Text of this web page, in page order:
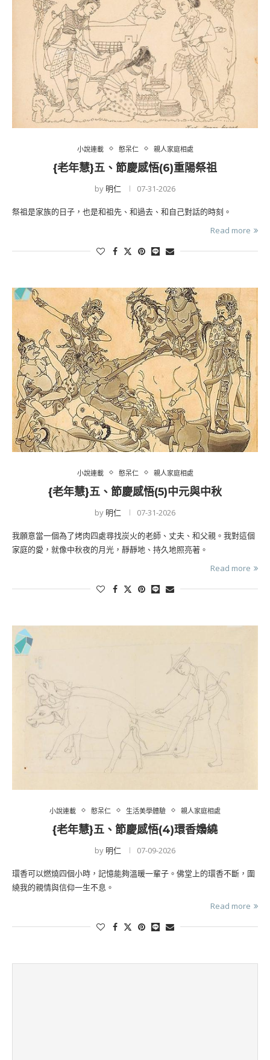
小說連載 憨呆仁 親人家庭相處
{老年慧}五、節慶感悟(6)重陽祭祖
by 明仁 07-31-2026
祭祖是家族的日子，也是和祖先、和過去、和自己對話的時刻。
Read more
小說連載 憨呆仁 親人家庭相處
{老年慧}五、節慶感悟(5)中元與中秋
by 明仁 07-31-2026
我願意當一個為了烤肉四處尋找炭火的老師、丈夫、和父親。我對這個
家庭的愛，就像中秋夜的月光，靜靜地、持久地照亮著。
Read more
小說連載 憨呆仁 生活美學體驗 親人家庭相處
{老年慧}五、節慶感悟(4)環香嬝繞
by 明仁 07-09-2026
環香可以燃燒四個小時，記憶能夠溫暖一輩子。佛堂上的環香不斷，圍
繞我的親情與信仰一生不息。
Read more